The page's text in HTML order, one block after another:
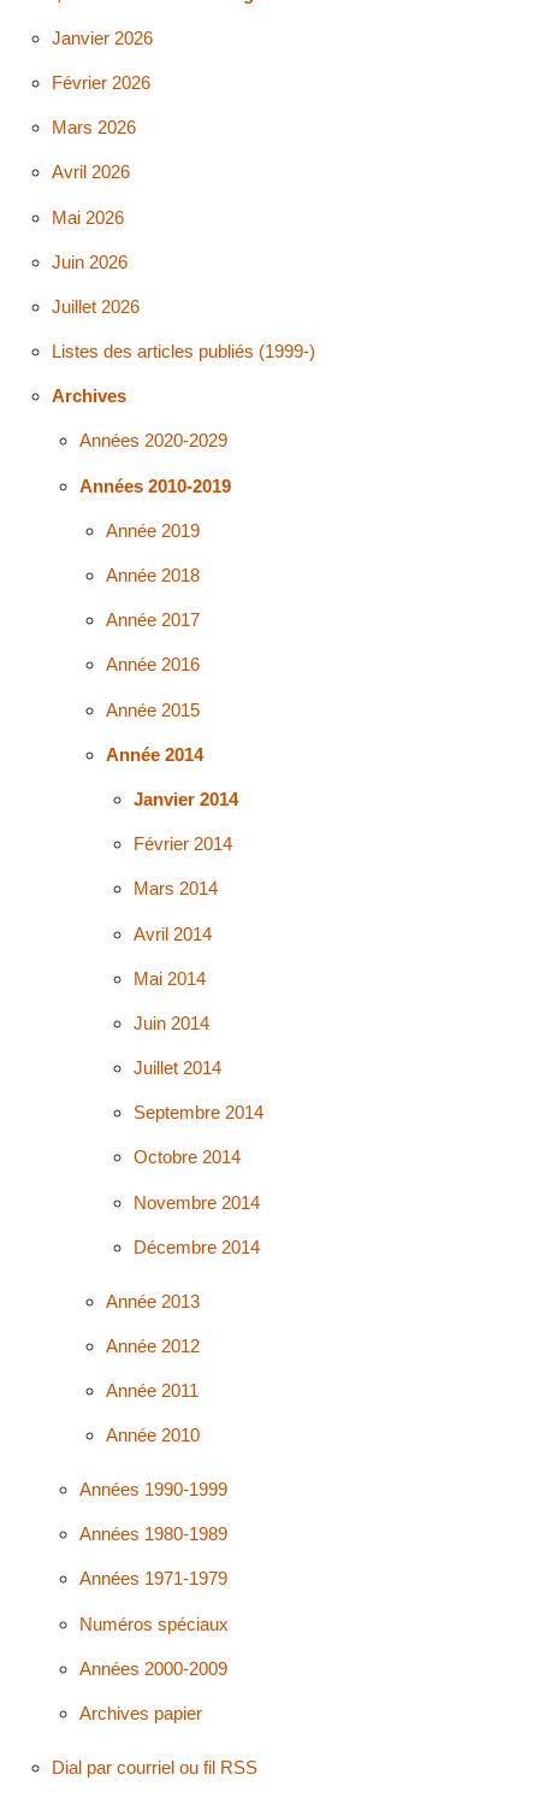
Janvier 2026
Février 2026
Mars 2026
Avril 2026
Mai 2026
Juin 2026
Juillet 2026
Listes des articles publiés (1999-)
Archives
Années 2020-2029
Années 2010-2019
Année 2019
Année 2018
Année 2017
Année 2016
Année 2015
Année 2014
Janvier 2014
Février 2014
Mars 2014
Avril 2014
Mai 2014
Juin 2014
Juillet 2014
Septembre 2014
Octobre 2014
Novembre 2014
Décembre 2014
Année 2013
Année 2012
Année 2011
Année 2010
Années 1990-1999
Années 1980-1989
Années 1971-1979
Numéros spéciaux
Années 2000-2009
Archives papier
Dial par courriel ou fil RSS